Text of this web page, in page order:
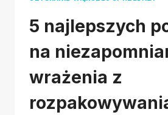
5 najlepszych
na
wrażenia z